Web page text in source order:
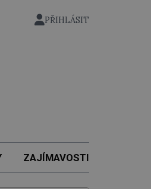
pivovaru a stal se tak prvním
PŘIHLÁSIT
ZAJÍMAVOSTI